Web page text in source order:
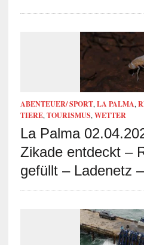
ABENTEUER/ SPORT, LA PALMA,
TIERE, TOURISMUS, WETTER
La Palma
Zikade entdeckt –
gefüllt – Ladenetz